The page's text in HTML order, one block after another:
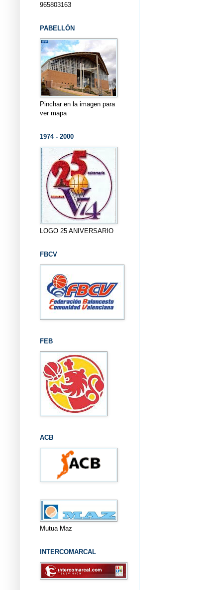
965803163
PABELLÓN
Pinchar en la imagen para
ver mapa
1974 - 2000
LOGO 25 ANIVERSARIO
FBCV
FEB
ACB
Mutua Maz
INTERCOMARCAL